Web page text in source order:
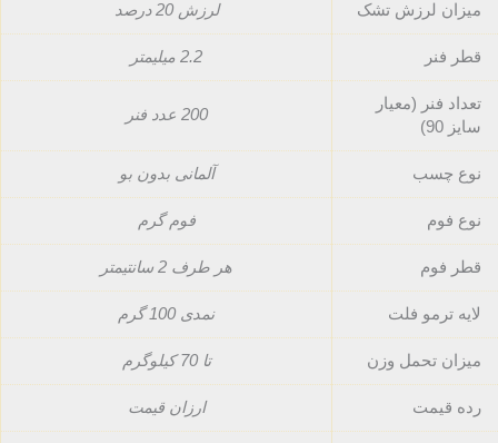
میزان لرزش تشک لرزش 20 درصد
قطر فنر 2.2 میلیمتر
تعداد فنر (معیار
سایز 90)
200 عدد فنر
نوع چسب آلمانی بدون بو
نوع فوم فوم گرم
قطر فوم هر طرف 2 سانتیمتر
لایه ترمو فلت نمدی 100 گرم
میزان تحمل وزن تا 70 کیلوگرم
رده قیمت ارزان قیمت